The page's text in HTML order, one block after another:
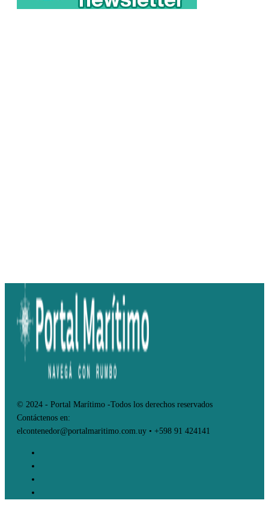
© 2024 - Portal Marítimo -Todos los derechos reservados
Contáctenos en:
elcontenedor@portalmaritimo.com.uy • +598 91 424141